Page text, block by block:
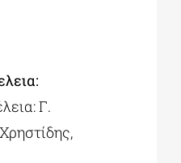
Γ.